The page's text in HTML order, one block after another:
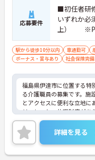
応募要件
■初任者研
いずれか
上） ※PC
字入力や
■普通自動
駅から徒歩10分以内 車通勤可
ボーナス・賞与あり
社会保険完備
福島県伊達市に位置する特
る介護職員の募集です。施
とアクセスに便利な立地に
リフレッシュ休暇制度があ
リハリのある働き方が可能
って、その方に合わせた介
ていただける方を募集して
ご興味のある方には、面接
に詳細をご案内しますので
詳細を見る